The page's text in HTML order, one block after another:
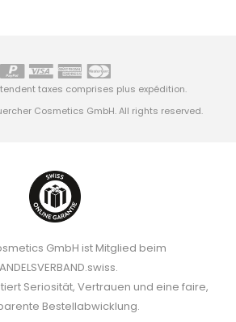
taxes comprises plus expédition.
Cosmetics GmbH. All rights reserved.
GmbH ist Mitglied beim
Seriosität, Vertrauen und eine faire,
Bestellabwicklung.